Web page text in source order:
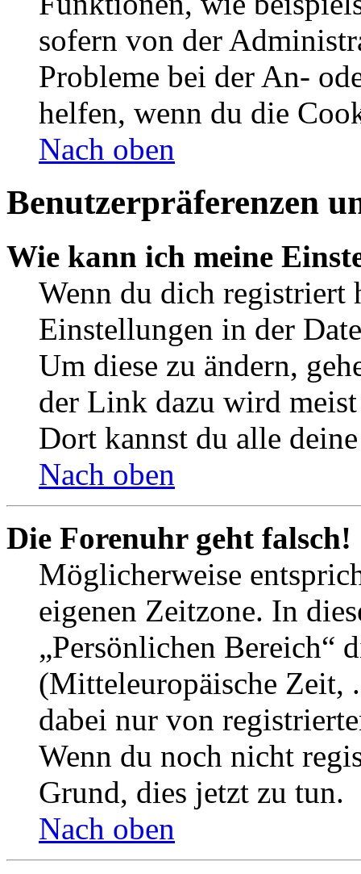
sofern von der
Probleme bei der An-
helfen, wenn du die
Nach oben
Benutzerpräferenzen
Wie kann ich meine
Wenn du dich registriert
Einstellungen in der
Um diese zu ändern,
der Link dazu wird
Dort kannst du alle
Nach oben
Die Forenuhr geht falsch!
Möglicherweise
eigenen Zeitzone. In
„Persönlichen Bereich“
(Mitteleuropäische Zeit,
dabei nur von
Wenn du noch nicht
Grund, dies jetzt zu tun.
Nach oben